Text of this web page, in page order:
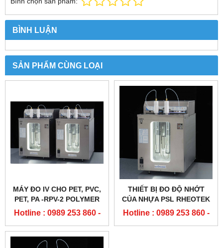
BÌNH LUẬN
SẢN PHẨM CÙNG LOẠI
MÁY ĐO IV CHO PET, PVC,
PET, PA -RPV-2 POLYMER
VISCOMETER
Hotline : 0989 253 860 -
0904 84 02 08
THIẾT BỊ ĐO ĐỘ NHỚT
CỦA NHỰA PSL RHEOTEK
Hotline : 0989 253 860 -
0904 84 02 08